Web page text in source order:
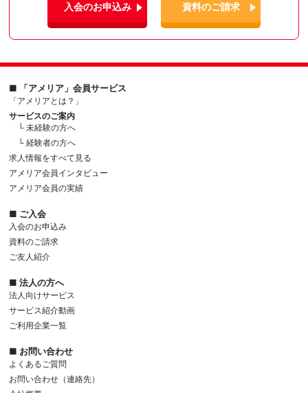
入会のお申込み 資料のご請求
■ 「アメリア」会員サービス
「アメリアとは？」
サービスのご案内
└ 未経験の方へ
└ 経験者の方へ
求人情報をすべて見る
アメリア会員インタビュー
アメリア会員の実績
■ ご入会
入会のお申込み
資料のご請求
ご友人紹介
■ 法人の方へ
法人向けサービス
サービス紹介動画
ご利用企業一覧
■ お問い合わせ
よくあるご質問
お問い合わせ（連絡先）